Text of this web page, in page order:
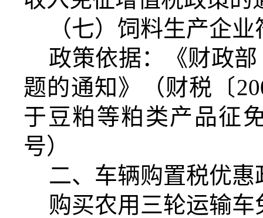
（七）饲料生产企
政策依据：《财政
题的通知》（财税〔
于豆粕等粕类产品征
号）
二、车辆购置税优惠
购买农用三轮运输